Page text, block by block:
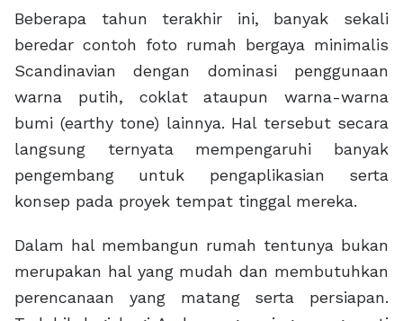
Beberapa tahun terakhir ini, banyak sekali
beredar contoh foto rumah bergaya minimalis
Scandinavian dengan dominasi penggunaan
warna putih, coklat ataupun warna-warna
bumi (earthy tone) lainnya. Hal tersebut secara
langsung ternyata mempengaruhi banyak
pengembang untuk pengaplikasian serta
konsep pada proyek tempat tinggal mereka.
Dalam hal membangun rumah tentunya bukan
merupakan hal yang mudah dan membutuhkan
perencanaan yang matang serta persiapan.